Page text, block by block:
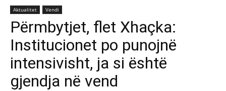
Aktualitet Vendi
Përmbytjet, flet Xhaçka:
Institucionet po punojnë
intensivisht, ja si është
gjendja në vend